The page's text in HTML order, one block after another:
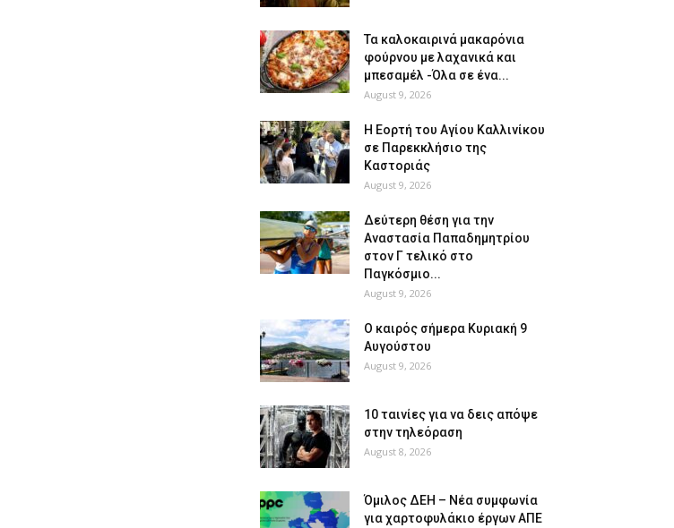
Τα καλοκαιρινά μακαρόνια
φούρνου με λαχανικά και
μπεσαμέλ -Όλα σε ένα...
August 9, 2026
H Εορτή του Αγίου Καλλινίκου
σε Παρεκκλήσιο της
Καστοριάς
August 9, 2026
Δεύτερη θέση για την
Αναστασία Παπαδημητρίου
στον Γ τελικό στο
Παγκόσμιο...
August 9, 2026
Ο καιρός σήμερα Κυριακή 9
Αυγούστου
August 9, 2026
10 ταινίες για να δεις απόψε
στην τηλεόραση
August 8, 2026
Όμιλος ΔΕΗ – Νέα συμφωνία
για χαρτοφυλάκιο έργων ΑΠΕ